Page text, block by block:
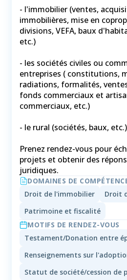
- l'immobilier (ventes,
immobilières, mise en
divisions, VEFA, baux
etc.)
- les sociétés civiles ou
entreprises ( constitutions,
radiations, formalités,
fonds commerciaux et
commerciaux, etc.)
- le rural (sociétés, baux, etc.)
Prenez rendez-vous pour
projets et obtenir des
juridiques.
DOMAINES DE
Droit de l'immobilier
Droit
Patrimoine et fiscalité
MOTIFS DE RENDEZ-VOUS
Testament/Donation entre
Renseignements sur
Statut de société/cession de